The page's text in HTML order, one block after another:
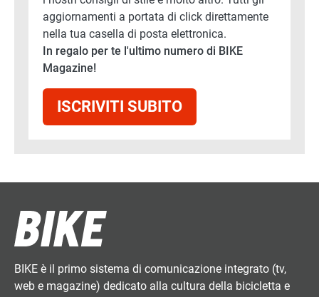
aggiornamenti a portata di click direttamente
nella tua casella di posta elettronica.
In regalo per te l'ultimo numero di BIKE
Magazine!
ISCRIVITI SUBITO
BIKE è il primo sistema di comunicazione integrato (tv,
web e magazine) dedicato alla cultura della bicicletta e